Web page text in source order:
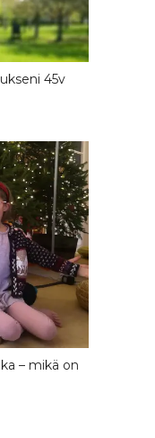
45v
– mikä on